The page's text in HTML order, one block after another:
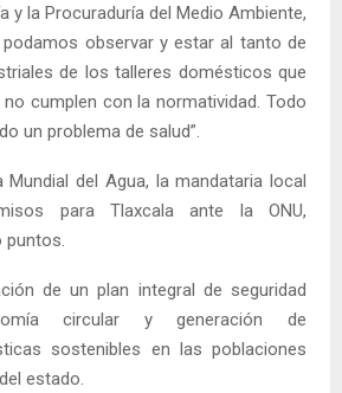
y la Procuraduría del Medio Ambiente,
podamos observar y estar al tanto de
de los talleres domésticos que
cumplen con la normatividad. Todo
un problema de salud”.
Mundial del Agua, la mandataria local
para Tlaxcala ante la ONU,
de un plan integral de seguridad
circular y generación de
sostenibles en las poblaciones
estado.